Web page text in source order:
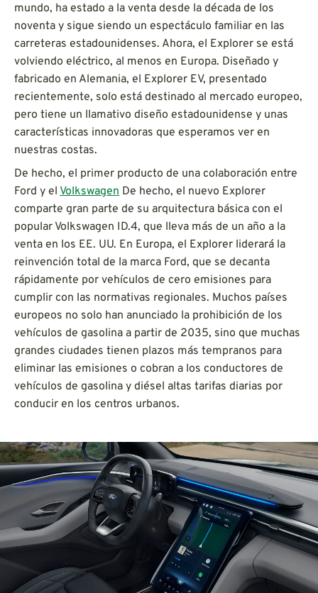
mundo, ha estado a la venta desde la década de los
noventa y sigue siendo un espectáculo familiar en las
carreteras estadounidenses. Ahora, el Explorer se está
volviendo eléctrico, al menos en Europa. Diseñado y
fabricado en Alemania, el Explorer EV, presentado
recientemente, solo está destinado al mercado europeo,
pero tiene un llamativo diseño estadounidense y unas
características innovadoras que esperamos ver en
nuestras costas.
De hecho, el primer producto de una colaboración entre
Ford y el Volkswagen De hecho, el nuevo Explorer
comparte gran parte de su arquitectura básica con el
popular Volkswagen ID.4, que lleva más de un año a la
venta en los EE. UU. En Europa, el Explorer liderará la
reinvención total de la marca Ford, que se decanta
rápidamente por vehículos de cero emisiones para
cumplir con las normativas regionales. Muchos países
europeos no solo han anunciado la prohibición de los
vehículos de gasolina a partir de 2035, sino que muchas
grandes ciudades tienen plazos más tempranos para
eliminar las emisiones o cobran a los conductores de
vehículos de gasolina y diésel altas tarifas diarias por
conducir en los centros urbanos.